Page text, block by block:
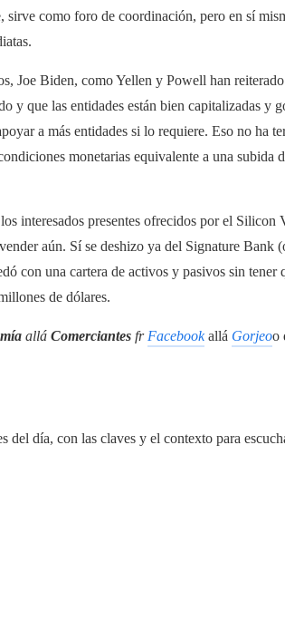
sirve como foro de coordinación, pero en sí
Joe Biden, como Yellen y Powell han
y que las entidades están bien capitalizadas y
a más entidades si lo requiere. Eso no ha
monetarias equivalente a una subida
interesados ​​presentes ofrecidos por el
aún. Sí se deshizo ya del Signature Bank
con una cartera de activos y pasivos sin
de dólares.
allá Comerciantes fr Facebookallá Gorjeoo
del día, con las claves y el contexto para